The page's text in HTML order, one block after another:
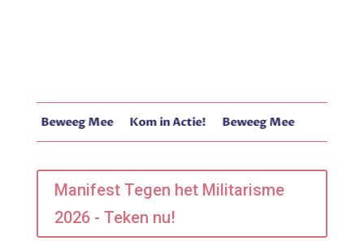
Mee Kom in Actie! Beweeg Mee
Manifest Tegen het Militarisme
2026 - Teken nu!